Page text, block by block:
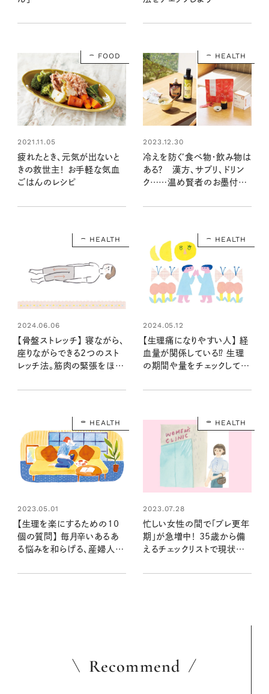
FOOD
2021.11.05
疲れたとき、元気が出ないと
きの救世主！ お手軽な気血
ごはんのレシピ
HEALTH
2023.12.30
冷えを防ぐ食べ物・飲み物は
ある？ 漢方、サプリ、ドリン
ク……温め賢者のお墨付き
HEALTH
2024.06.06
【骨盤ストレッチ】 寝ながら、
座りながらできる2つのスト
レッチ法。筋肉の緊張をほぐ
う！
HEALTH
2024.05.12
【生理痛になりやすい人】 経
血量が関係している⁉ 生理
の期間や量をチェックして自
HEALTH
2023.05.01
【生理を楽にするための10
個の質問】 毎月辛いあるあ
る悩みを和らげる、産婦人科
HEALTH
2023.07.28
忙しい女性の間で「プレ更年
期」が急増中！ 35歳から備
えるチェックリストで現状を
Recommend